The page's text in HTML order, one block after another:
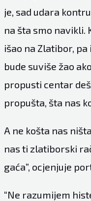
je, sad udara
na šta smo navikli.
išao na Zlatibor,
bude suviše žao
propusti centar
propušta, šta nas
A ne košta nas
nas ti zlatiborski
gaća”, ocjenjuje
“Ne razumijem